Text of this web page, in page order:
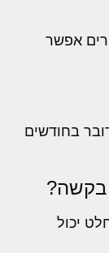
אפשר
בחודשים
בקשה?
יכול